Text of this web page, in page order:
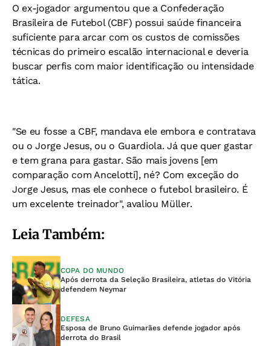
O ex-jogador argumentou que a Confederação
Brasileira de Futebol (CBF) possui saúde financeira
suficiente para arcar com os custos de comissões
técnicas do primeiro escalão internacional e deveria
buscar perfis com maior identificação ou intensidade
tática.
"Se eu fosse a CBF, mandava ele embora e contratava
ou o Jorge Jesus, ou o Guardiola. Já que quer gastar
e tem grana para gastar. São mais jovens [em
comparação com Ancelotti], né? Com exceção do
Jorge Jesus, mas ele conhece o futebol brasileiro. É
um excelente treinador", avaliou Müller.
Leia Também:
COPA DO MUNDO
Após derrota da Seleção Brasileira, atletas do Vitória
defendem Neymar
DEFESA
Esposa de Bruno Guimarães defende jogador após
derrota do Brasil